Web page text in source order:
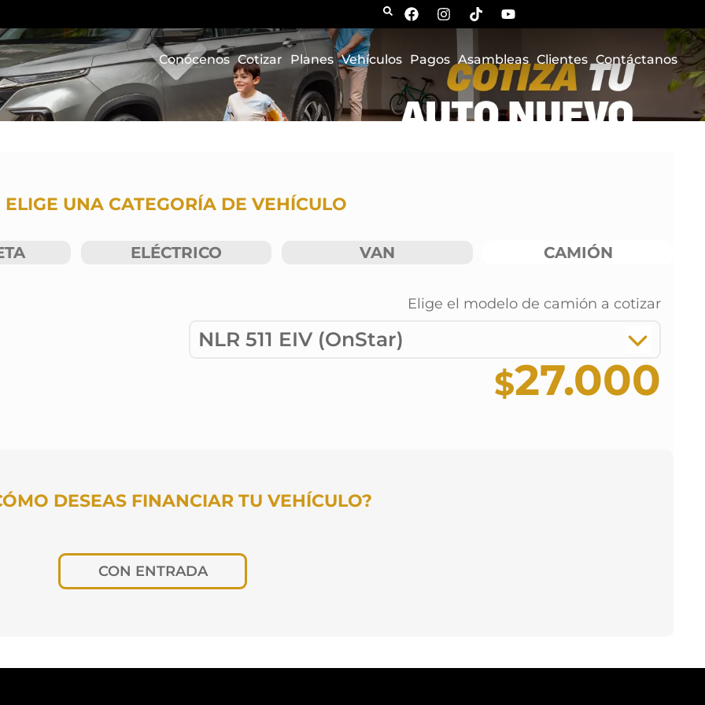
Conócenos Cotizar Planes Vehículos Pagos Asambleas Clientes Contáctanos
ELIGE UNA CATEGORÍA DE VEHÍCULO
ELÉCTRICO VAN CAMIÓN
Elige el modelo de camión a cotizar
NLR 511 EIV (OnStar)
27.000
DESEAS FINANCIAR TU VEHÍCULO?
CON ENTRADA
Cuota fija mensual